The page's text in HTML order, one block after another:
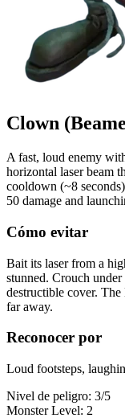
Clown
A fast, loud enemy
horizontal laser beam
cooldown (~8
50 damage and
Cómo evitar
Bait its laser from a
stunned. Crouch
destructible cover. The
far away.
Reconocer por
Loud footsteps,
Nivel de peligro: 3/5
Monster Level: 2